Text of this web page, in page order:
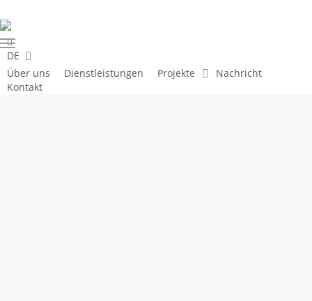
to
main
content
linkedin
DE
Menu
Über uns Dienstleistungen Projekte
Nachricht
Kontakt